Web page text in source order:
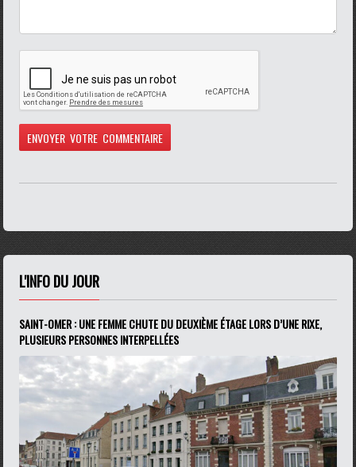
L'INFO DU JOUR
SAINT-OMER : UNE FEMME CHUTE DU DEUXIÈME ÉTAGE LORS D’UNE RIXE,
PLUSIEURS PERSONNES INTERPELLÉES